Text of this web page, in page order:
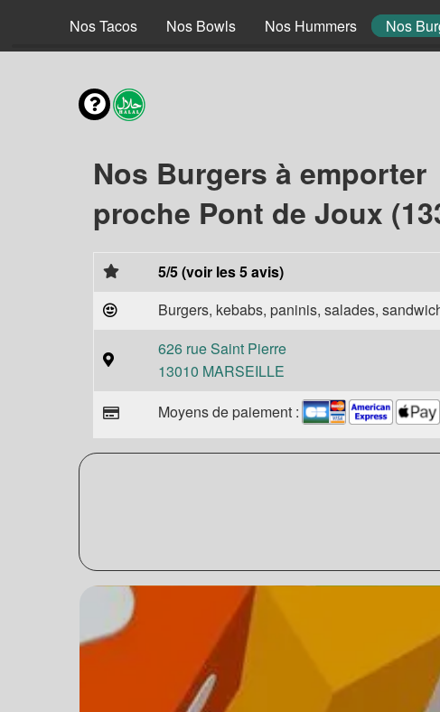
Nos Tacos Nos Bowls Nos Hummers Nos
Nos Burgers à emporter
proche Pont de Joux
5/5 (voir les 5 avis)
Burgers, kebabs, paninis, salades,
626 rue Saint Pierre
13010 MARSEILLE
Moyens de paiement :